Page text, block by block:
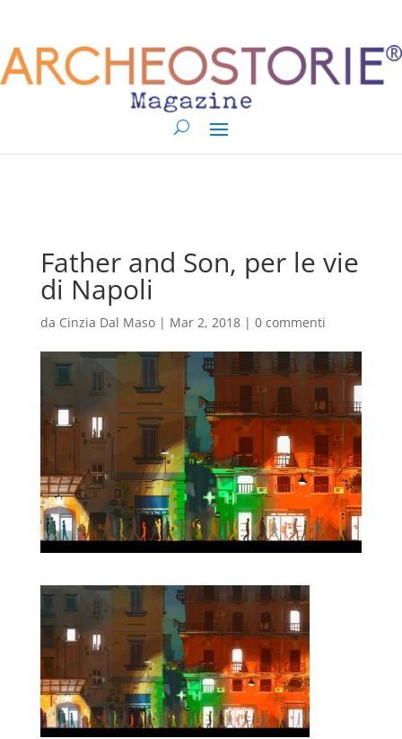
Father and Son, per le vie
di Napoli
da Cinzia Dal Maso| Mar 2, 2018| 0 commenti